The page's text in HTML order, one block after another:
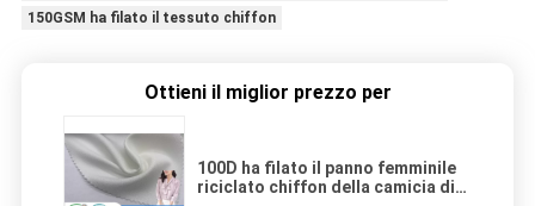
150GSM ha filato il tessuto chiffon
Ottieni il miglior prezzo per
100D ha filato il panno femminile
riciclato chiffon della camicia di